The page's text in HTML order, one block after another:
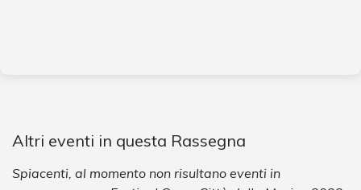
Altri eventi in questa Rassegna
Spiacenti, al momento non risultano eventi in